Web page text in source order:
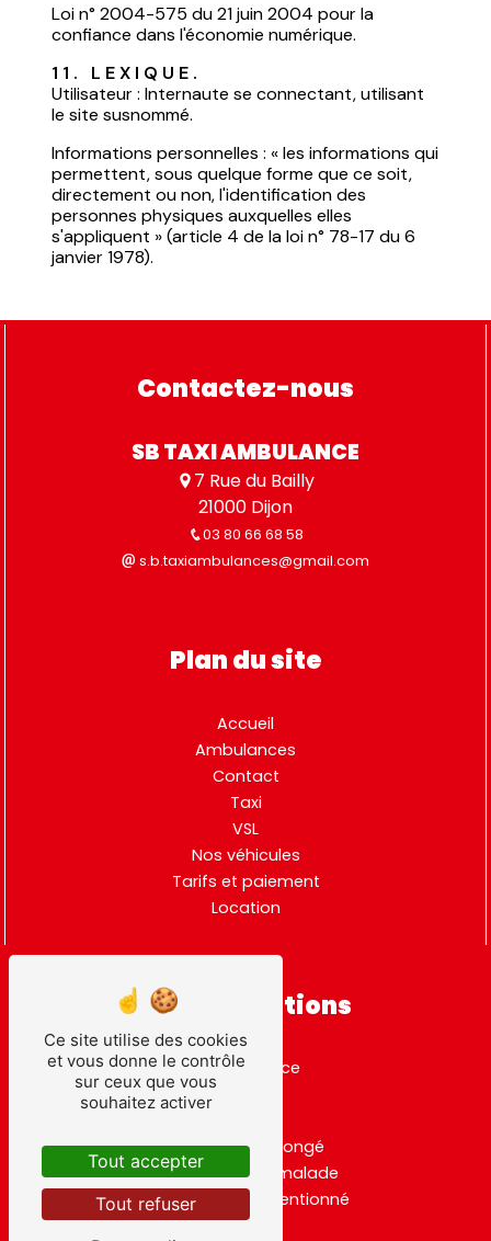
Loi n° 2004-575 du 21 juin 2004 pour la
confiance dans l'économie numérique.
11. LEXIQUE.
Utilisateur : Internaute se connectant, utilisant
le site susnommé.
Informations personnelles : « les informations qui
permettent, sous quelque forme que ce soit,
directement ou non, l'identification des
personnes physiques auxquelles elles
s'appliquent » (article 4 de la loi n° 78-17 du 6
janvier 1978).
Contactez-nous
SB TAXI AMBULANCE
7 Rue du Bailly
21000 Dijon
03 80 66 68 58
s.b.taxiambulances@gmail.com
Plan du site
Accueil
Ambulances
Contact
Taxi
VSL
Nos véhicules
Tarifs et paiement
Location
Nos prestations
ambulance
transport allongé
transport de malade
transport conventionné
Ce site utilise des cookies
et vous donne le contrôle
sur ceux que vous
souhaitez activer
Tout accepter
Tout refuser